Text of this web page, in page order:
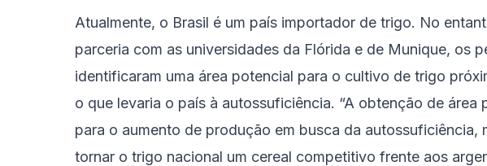
Atualmente, o Brasil é um país importador de trigo. No
parceria com as universidades da Flórida e de Munique, os
identificaram uma área potencial para o cultivo de trigo
o que levaria o país à autossuficiência. “A obtenção de área
para o aumento de produção em busca da autossuficiência,
tornar o trigo nacional um cereal competitivo frente aos